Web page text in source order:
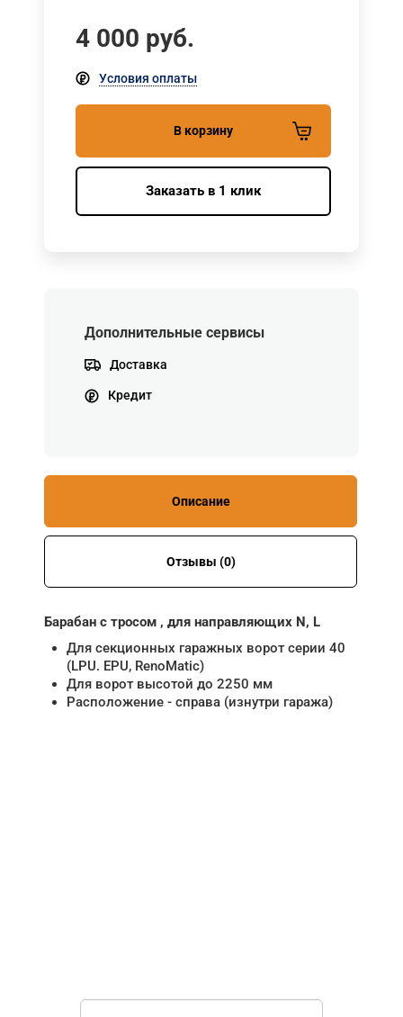
4 000 руб.
Условия оплаты
В корзину
Заказать в 1 клик
Дополнительные сервисы
Доставка
Кредит
Описание
Отзывы (0)
Барабан с тросом , для направляющих N, L
Для секционных гаражных ворот серии 40
(LPU. EPU, RenoMatic)
Для ворот высотой до 2250 мм
Расположение - справа (изнутри гаража)